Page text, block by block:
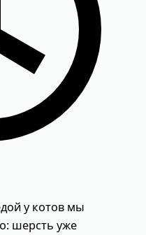
у котов мы
шерсть уже